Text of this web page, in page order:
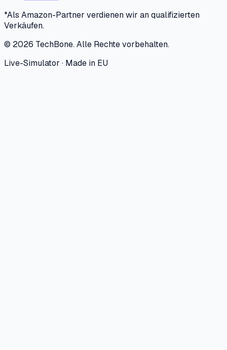
*Als Amazon-Partner verdienen wir an qualifizierten
Verkäufen.
© 2026 TechBone.Alle Rechte vorbehalten.
Live-Simulator · Made in EU